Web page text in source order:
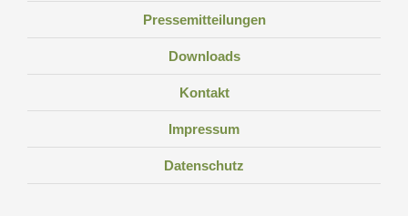
Pressemitteilungen
Downloads
Kontakt
Impressum
Datenschutz